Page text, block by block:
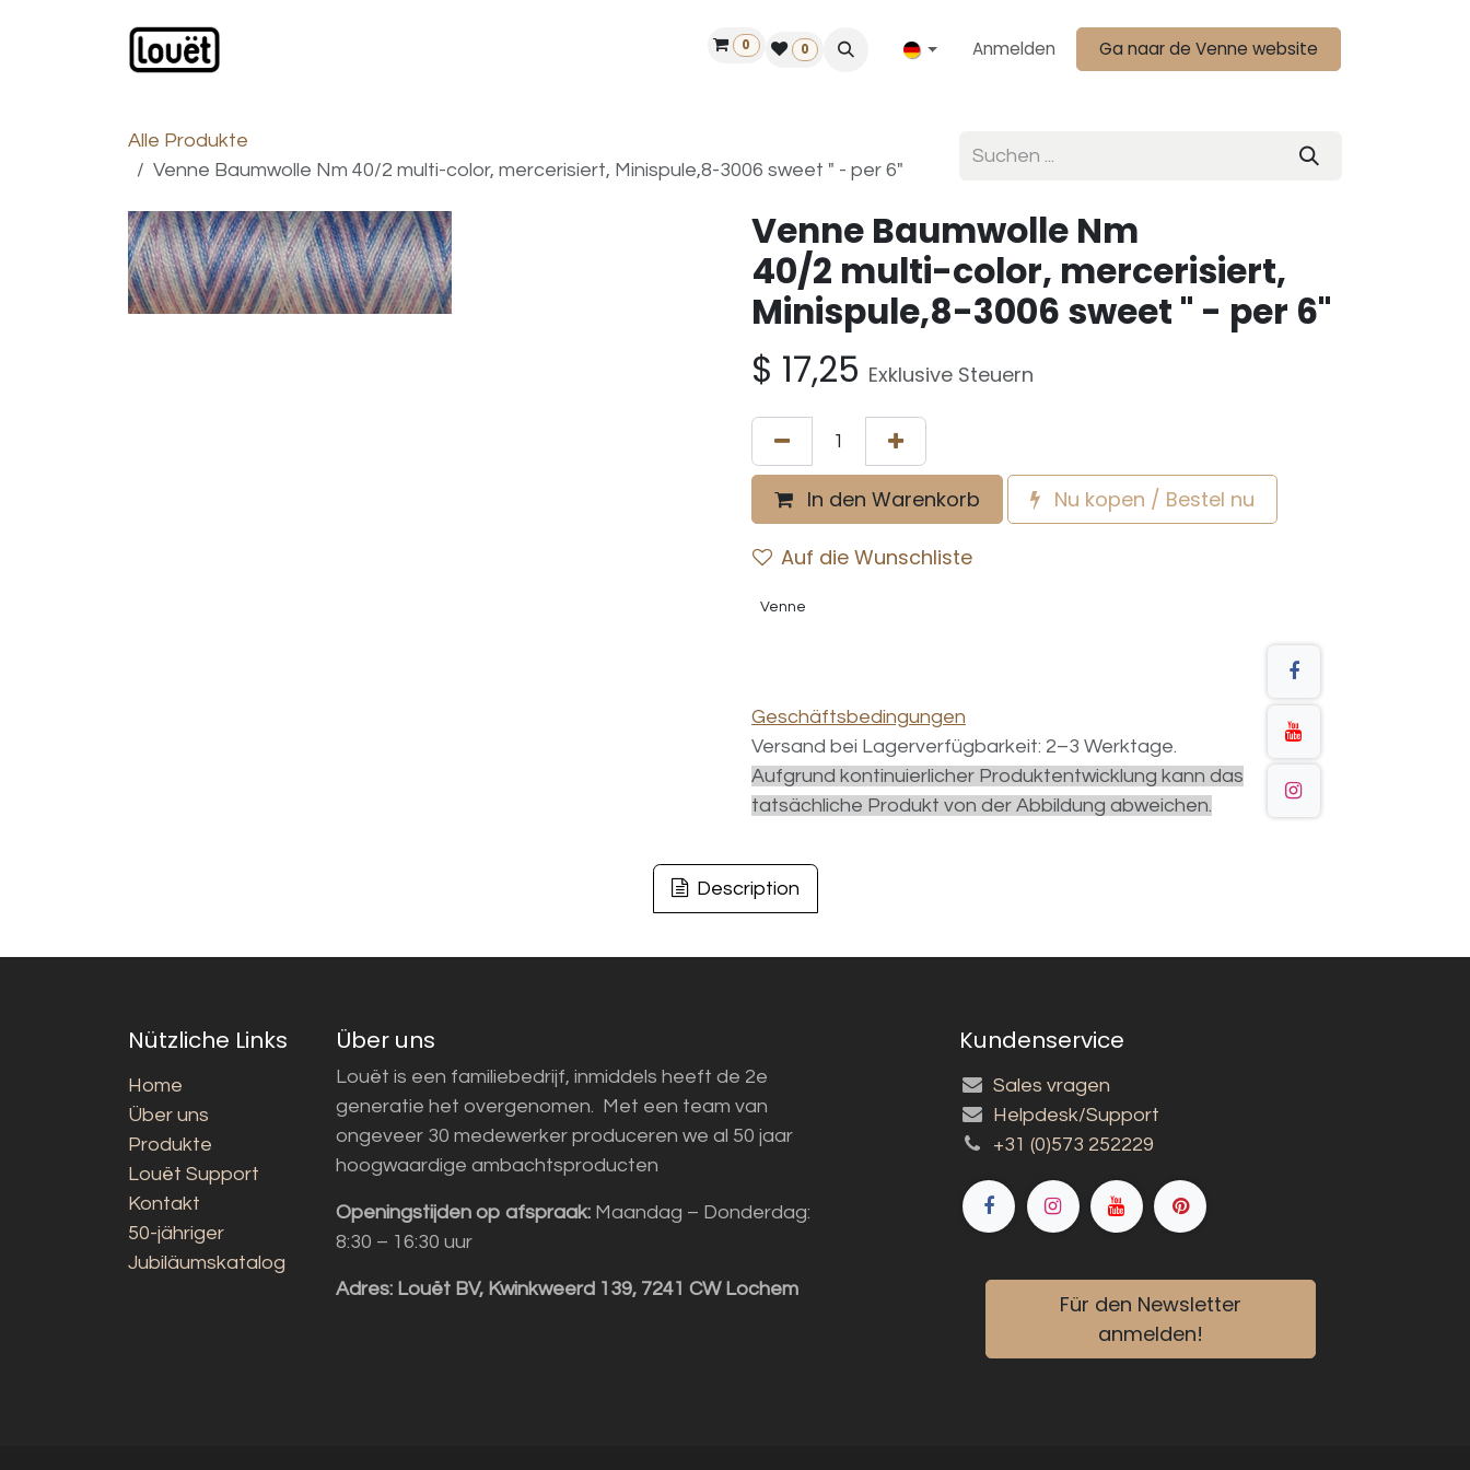
Finde einen Händler
0 0 Anmelden Ga naar de Venne website
Alle Produkte
Venne Baumwolle Nm 40/2 multi-color, mercerisiert, Minispule,8-3006 sweet " - per 6"
Venne Baumwolle Nm
40/2 multi-color, mercerisiert,
Minispule,8-3006 sweet " - per 6"
$ 17,25 Exklusive Steuern
In den Warenkorb Nu kopen / Bestel nu
Auf die Wunschliste
Venne
Geschäftsbedingungen
Versand bei Lagerverfügbarkeit: 2–3 Werktage.
Aufgrund kontinuierlicher Produktentwicklung kann das
tatsächliche Produkt von der Abbildung abweichen.
Description
Nützliche Links
Home
Über uns
Produkte
Louët Support
Kontakt
50-jähriger
Jubiläumskatalog
Über uns
Louët is een familiebedrijf, inmiddels heeft de 2e
generatie het overgenomen. Met een team van
ongeveer 30 medewerker produceren we al 50 jaar
hoogwaardige ambachtsproducten
Openingstijden op afspraak: Maandag – Donderdag:
8:30 – 16:30 uur
Adres: Louët BV, Kwinkweerd 139, 7241 CW Lochem
Kundenservice
Sales vragen
Helpdesk/Support
+31 (0)573 252229
Für den Newsletter
anmelden!